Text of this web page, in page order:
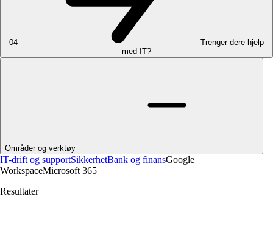
04
Trenger dere hjelp
med IT?
Områder og verktøy
IT-drift og supportSikkerhetBank og finansGoogle
WorkspaceMicrosoft 365
Resultater